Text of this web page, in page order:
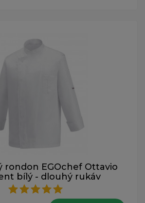
rondon EGOchef Ottavio
bílý - dlouhý rukáv